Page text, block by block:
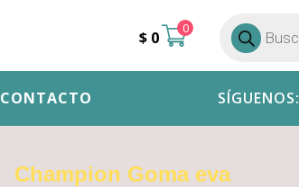
$ 0 0
Búsqueda
de
productos
CONTACTO SÍGUENOS:
Champion Goma eva